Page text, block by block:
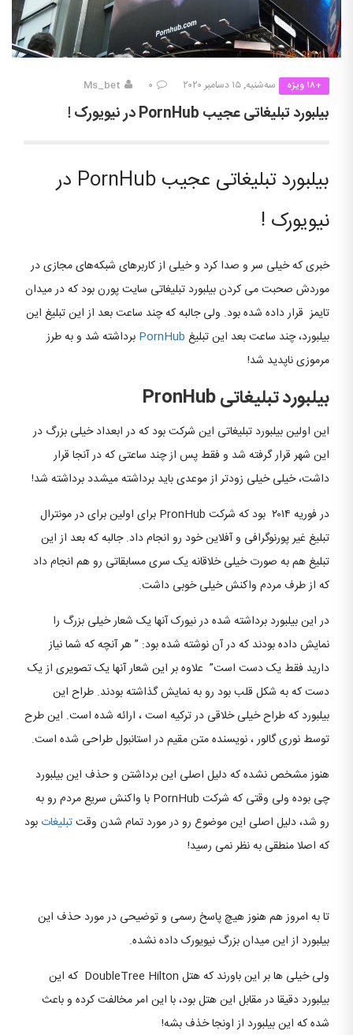
+۱۸ ویژه سه‌شنبه, ۱۵ دسامبر ۲۰۲۰ ۰ Ms_bet
بیلبورد تبلیغاتی عجیب PornHub در نیویورک !
بیلبورد تبلیغاتی عجیب PornHub در
نیویورک !
خبری که خیلی سر و صدا کرد و خیلی از کاربرهای شبکه‌های مجازی در
موردش صحبت می کردن بیلبورد تبلیغاتی سایت پورن بود که در میدان
تایمز قرار داده شده بود. ولی جالبه که چند ساعت بعد از این تبلیغ این
بیلبورد، چند ساعت بعد این تبلیغ PornHub برداشته شد و به طرز
مرموزی ناپدید شد!
بیلبورد تبلیغاتی PronHub
این اولین بیلبورد تبلیغاتی این شرکت بود که در ابعداد خیلی بزرگ در
این شهر قرار گرفته شد و فقط پس از چند ساعتی که در آنجا قرار
داشت، خیلی خیلی زودتر از موعدی باید برداشته میشدد برداشته شد!
در فوریه ۲۰۱۴ بود که شرکت PronHub برای اولین برای در مونترال
تبلیغ غیر پورنوگرافی و آفلاین خود رو انجام داد. جالبه که بعد از این
تبلیغ هم به صورت خیلی خلاقانه یک سری مسابقاتی رو هم انجام داد
که از طرف مردم واکنش خیلی خوبی داشت.
در این بیلبورد برداشته شده در نیورک آنها یک شعار خیلی بزرگ را
نمایش داده بودند که در آن نوشته شده بود: ” هر آنچه که شما نیاز
دارید فقط یک دست است” علاوه بر این شعار آنها یک تصویری از یک
دست که به شکل قلب بود رو به نمایش گذاشته بودند. طراح این
بیلبورد که طراح خیلی خلاقی در ترکیه است ، ارائه شده است. این طرح
توسط نوری گالور ، نویسنده متن مقیم در استانبول طراحی شده است.
هنوز مشخص نشده که دلیل اصلی این برداشتن و حذف این بیلبورد
چی بوده ولی وقتی که شرکت PornHub با واکنش سریع مردم رو به
رو شد، دلیل اصلی این موضوع رو در مورد تمام شدن وقتتبلیغات بود
که اصلا منطقی به نظر نمی رسید!
تا به امروز هم هنوز هیچ پاسخ رسمی و توضیحی در مورد حذف این
بیلبورد از این میدان بزرگ نیویورک داده نشده.
ولی خیلی ها بر این باورند که هتل DoubleTree Hilton که این
بیلبورد دقیقا در مقابل این هتل بود، با این امر مخالفت کرده و باعث
شده که این بیلبورد از اونجا خذف بشه!